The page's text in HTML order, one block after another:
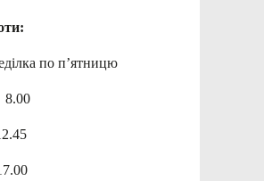
по п’ятницю
8.00